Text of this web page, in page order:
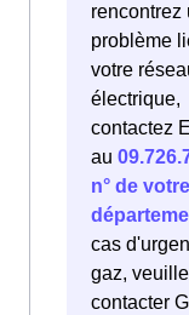
rencontrez
problème
votre
électrique,
contactez
au
n° de votre
cas
gaz,
contacter